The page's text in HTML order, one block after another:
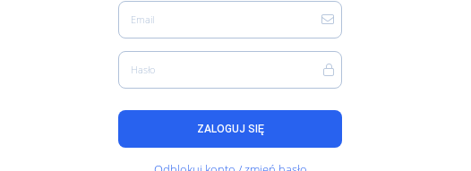
Email
Hasło
ZALOGUJ SIĘ